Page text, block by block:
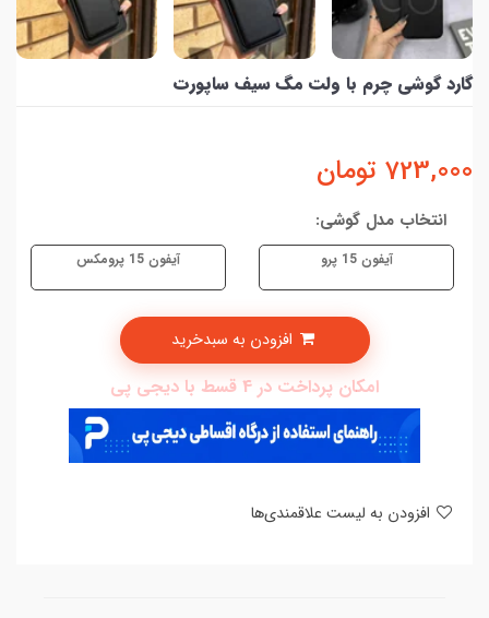
گارد گوشی چرم با ولت مگ سیف ساپورت
723,000 تومان
انتخاب مدل گوشی:
آیفون 15 پرو آیفون 15 پرومکس
امکان پرداخت در 4 قسط با دیجی پی